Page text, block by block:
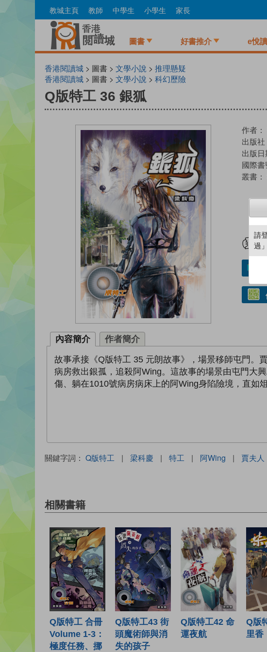
to
教城主頁 教師 中學生 小學生 家長
圖書 好書推介 e悅
香港閱讀城 > 圖書 > 文學小說 > 推理懸疑
香港閱讀城 > 圖書 > 文學小說 > 科幻歷險
Q版特工 36 銀狐
作者：
出版社
出版日
國際書
叢書：
內容簡介 作者簡介
故事承接《Q版特工 35 元朗故事》，場景移師屯門。
病房救出銀孤，追殺阿Wing。這故事的場景由屯門大
傷、躺在1010號病房病床上的阿Wing身陷險境，直如
關鍵字詞： Q版特工 | 梁科慶 | 特工 | 阿Wing | 賈夫人
相關書籍
Q版特工 合冊
Volume 1-3：
極度任務、挪
Q版特工43 街
頭魔術師與消
失的孩子
Q版特工42 命
運夜航
Q版
里香
請
過